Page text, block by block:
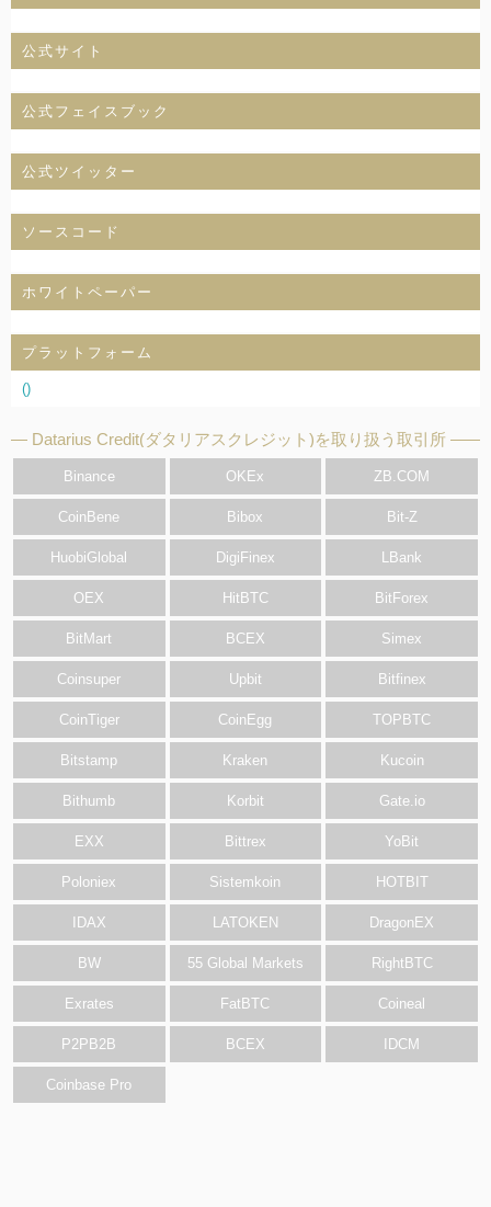
公式サイト
公式フェイスブック
公式ツイッター
ソースコード
ホワイトペーパー
プラットフォーム
()
Datarius Credit(ダタリアスクレジット)を取り扱う取引所
Binance OKEx ZB.COM
CoinBene Bibox Bit-Z
HuobiGlobal DigiFinex LBank
OEX HitBTC BitForex
BitMart BCEX Simex
Coinsuper Upbit Bitfinex
CoinTiger CoinEgg TOPBTC
Bitstamp Kraken Kucoin
Bithumb Korbit Gate.io
EXX Bittrex YoBit
Poloniex Sistemkoin HOTBIT
IDAX LATOKEN DragonEX
BW 55 Global Markets RightBTC
Exrates FatBTC Coineal
P2PB2B BCEX IDCM
Coinbase Pro